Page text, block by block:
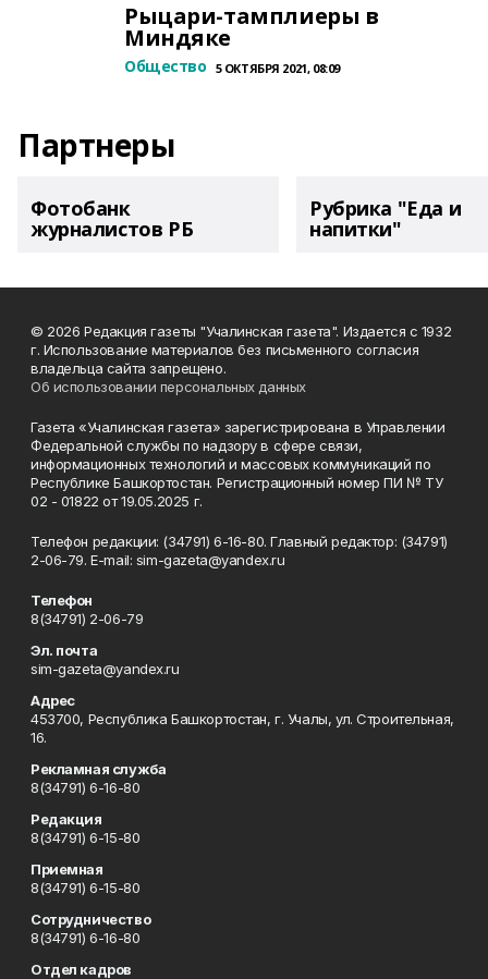
Рыцари-тамплиеры в
Миндяке
Общество 5 ОКТЯБРЯ 2021, 08:09
Партнеры
Фотобанк
журналистов РБ
Рубрика "Еда и
напитки"
© 2026 Редакция газеты "Учалинская газета". Издается с 1932
г. Использование материалов без письменного согласия
владельца сайта запрещено.
Об использовании персональных данных
Газета «Учалинская газета» зарегистрирована в Управлении
Федеральной службы по надзору в сфере связи,
информационных технологий и массовых коммуникаций по
Республике Башкортостан. Регистрационный номер ПИ № ТУ
02 - 01822 от 19.05.2025 г.
Телефон редакции: (34791) 6-16-80. Главный редактор: (34791)
2-06-79. Е-mаil: sim-gazeta@yandex.ru
Телефон
8(34791) 2-06-79
Эл. почта
sim-gazeta@yandex.ru
Адрес
453700, Республика Башкортостан, г. Учалы, ул. Строительная,
16.
Рекламная служба
8(34791) 6-16-80
Редакция
8(34791) 6-15-80
Приемная
8(34791) 6-15-80
Сотрудничество
8(34791) 6-16-80
Отдел кадров